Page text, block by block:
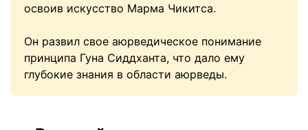
освоив искусство Марма Чикитса.
Он развил свое аюрведическое понимание
принципа Гуна Сиддханта, что дало ему
глубокие знания в области аюрведы.